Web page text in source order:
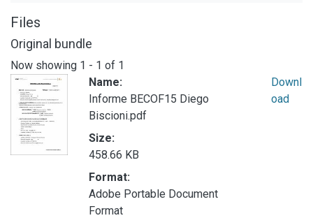
Files
Original bundle
Now showing 1 - 1 of 1
Name:
Informe BECOF15 Diego
Biscioni.pdf
Size:
458.66 KB
Format:
Adobe Portable Document
Format
Downl
oad